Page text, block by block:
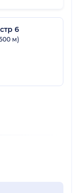
и все
И
деньги
платят, это
медицина.
6
м)